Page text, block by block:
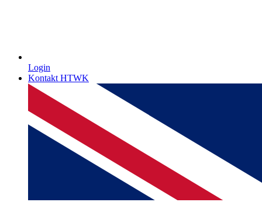
Login
Kontakt HTWK